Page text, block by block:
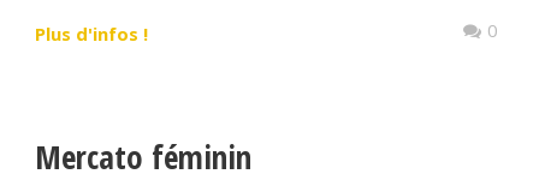
Plus d'infos ! 0
Mercato féminin